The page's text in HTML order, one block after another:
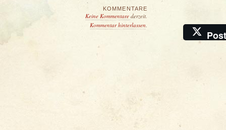
KOMMENTARE
Keine Kommentare derzeit.
Kommentar hinterlassen.
Post